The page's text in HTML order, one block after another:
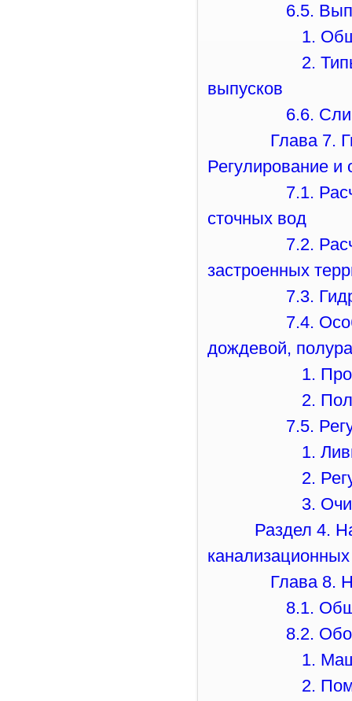
6.5.
1.
2.
выпусков
6.6.
Глава 7.
Регулирование и
7.1.
сточных вод
7.2.
застроенных
7.3.
7.4.
дождевой,
1.
2.
7.5.
1.
2.
3.
Раздел 4.
Глава 8.
8.1.
8.2.
1.
2.